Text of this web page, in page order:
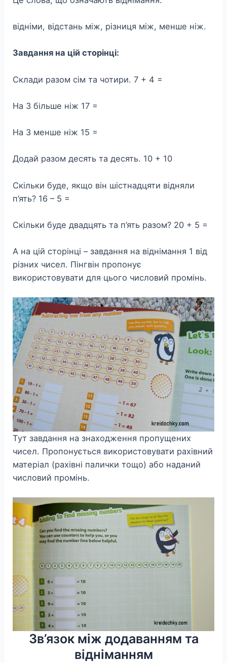
відніми, відстань між, різниця між, менше ніж.
Завдання на цій сторінці:
Склади разом сім та чотири. 7 + 4 =
На 3 більше ніж 17 =
На 3 менше ніж 15 =
Додай разом десять та десять. 10 + 10
Скільки буде, якщо він шістнадцяти відняли
п’ять? 16 – 5 =
Скільки буде двадцять та п’ять разом? 20 + 5 =
А на цій сторінці – завдання на віднімання 1 від
різних чисел. Пінгвін пропонує
використовувати для цього числовий промінь.
Тут завдання на знаходження пропущених
чисел. Пропонується використовувати рахівний
матеріал (рахівні палички тощо) або наданий
числовий промінь.
Зв’язок між додаванням та
відніманням